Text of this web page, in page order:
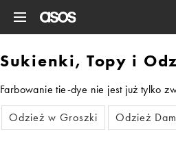
Sukienki, Topy i
Farbowanie tie-dye nie jest już tylko
Odzież w Groszki
Odzież